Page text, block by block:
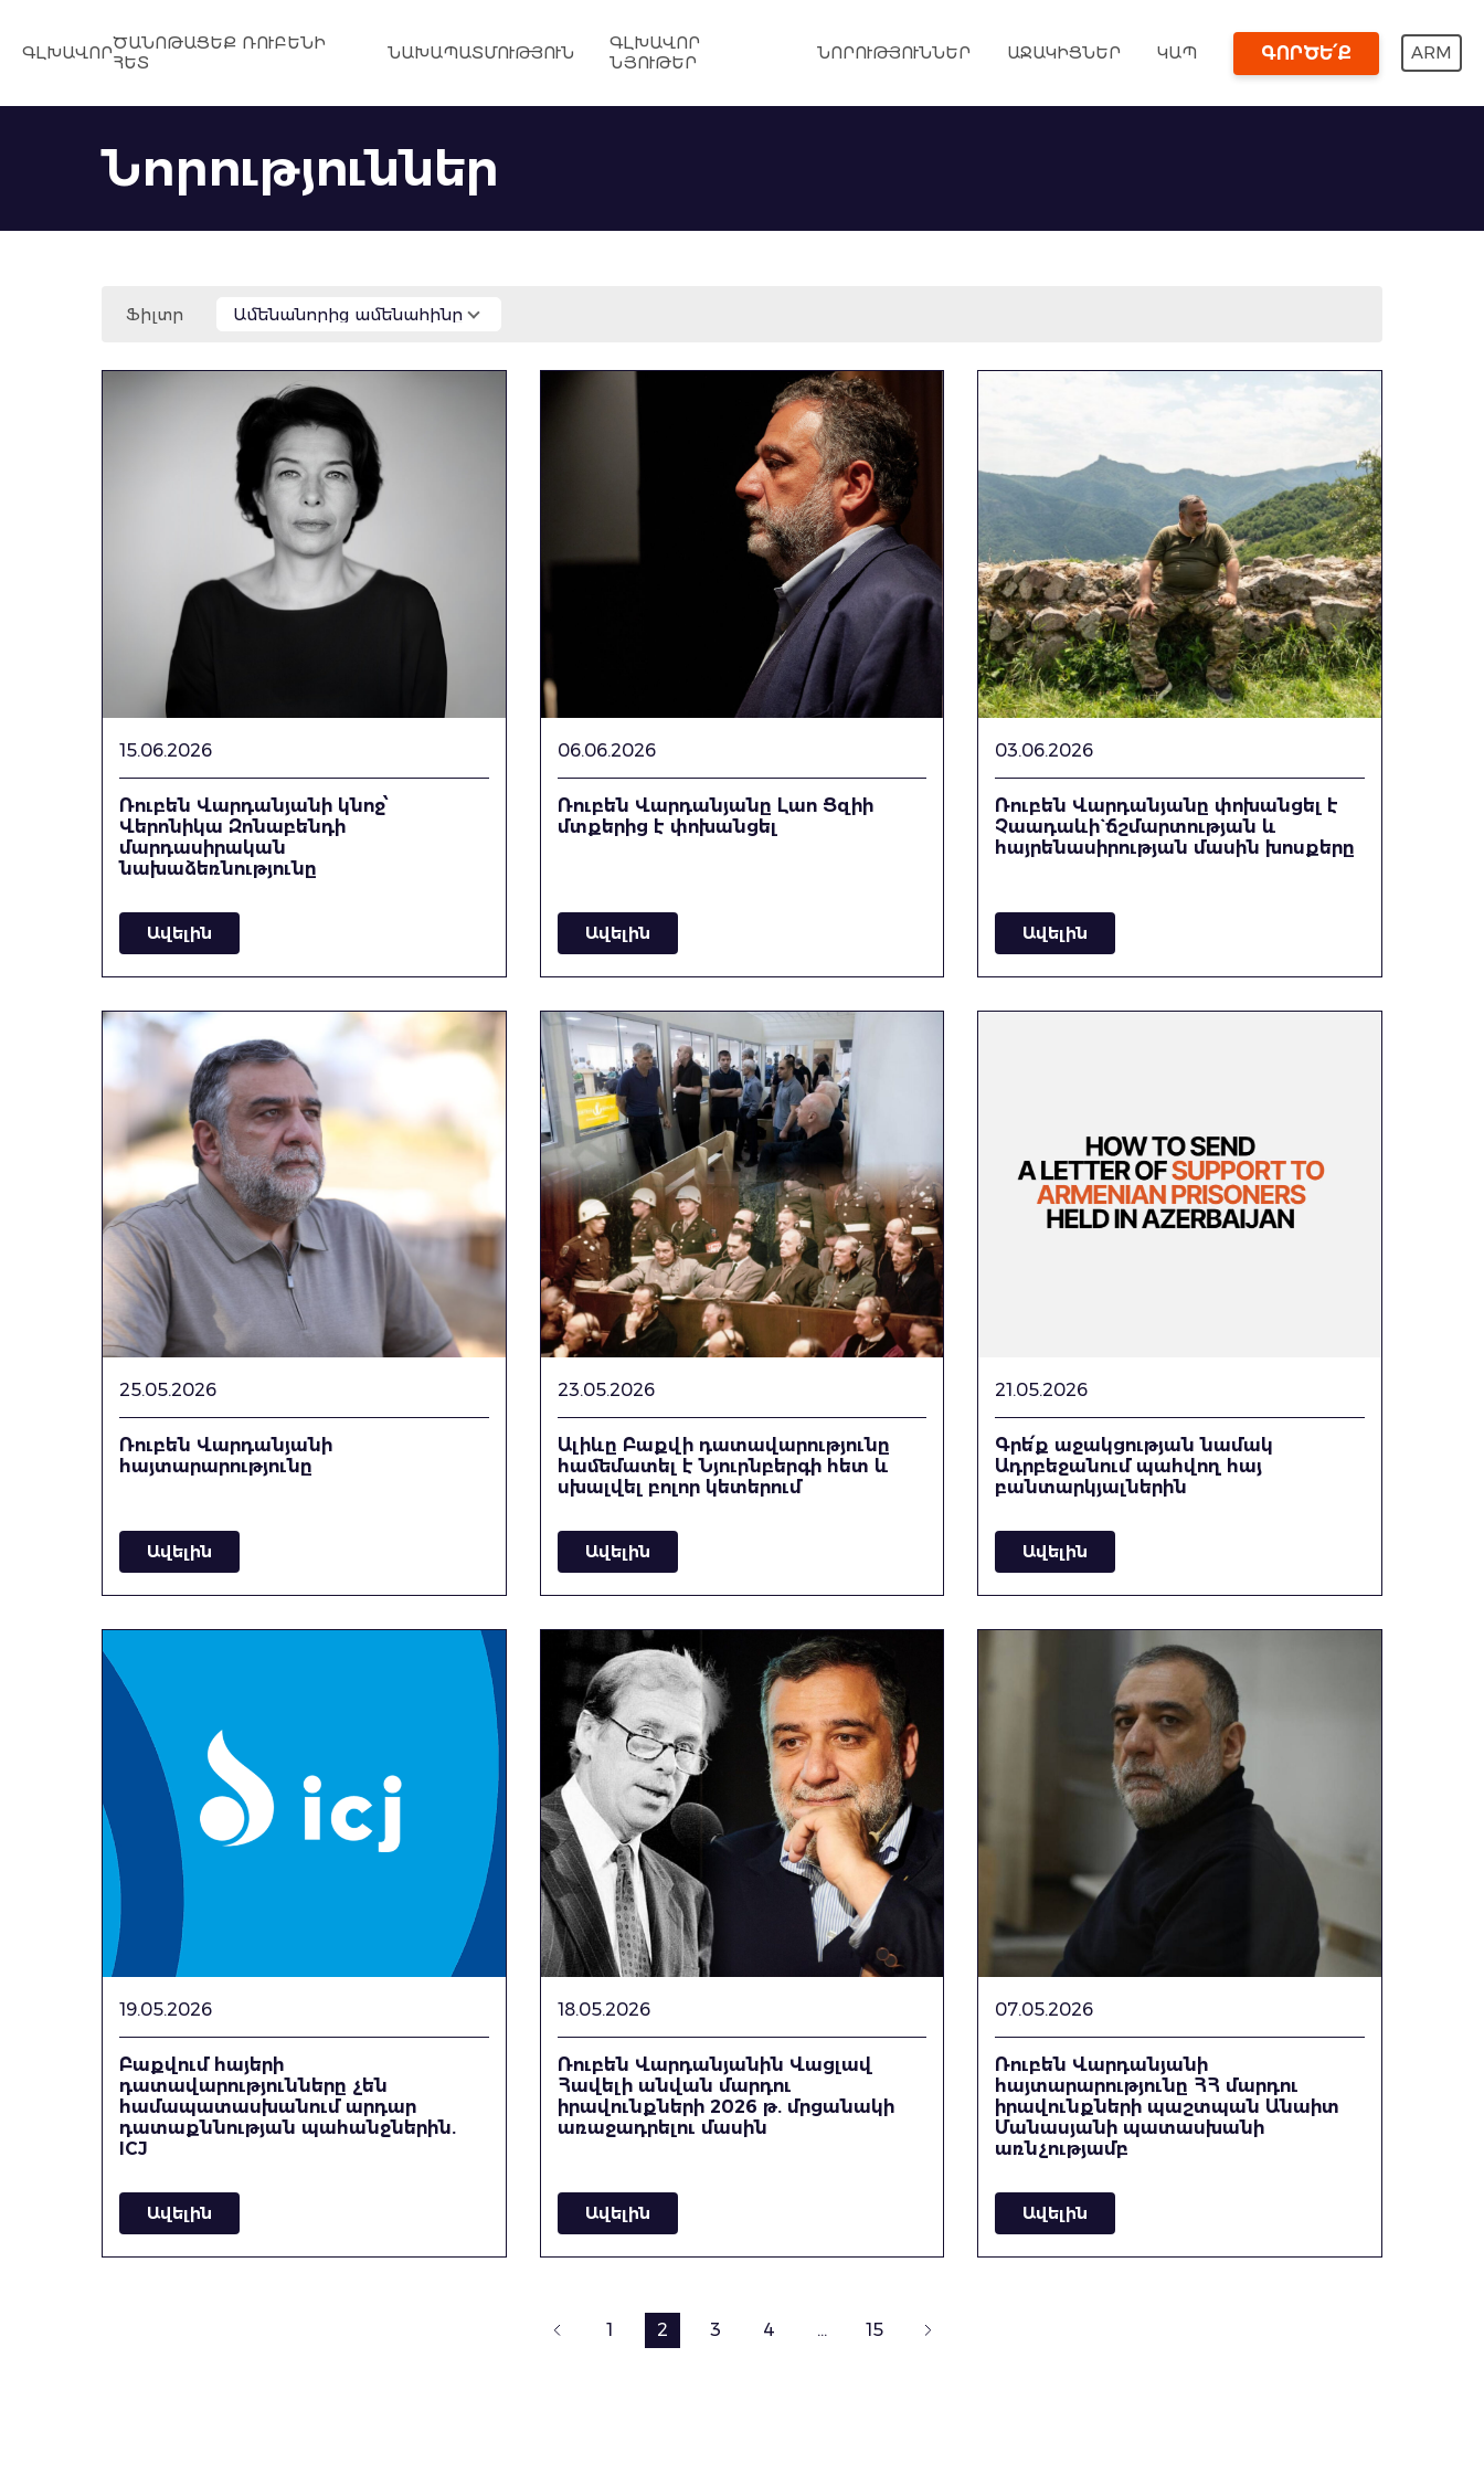
ԳԼԽԱՎՈՐԾԱՆՈԹԱՑԵՔ ՌՈՒԲԵՆԻ
ՀԵՏ
ՆԱԽԱՊԱՏՄՈՒԹՅՈՒՆ
ԳԼԽԱՎՈՐ
ՆՅՈՒԹԵՐ
ՆՈՐՈՒԹՅՈՒՆՆԵՐ ԱՋԱԿԻՑՆԵՐ ԿԱՊ ԳՈՐԾԵ՛Ք ARM
Նորություններ
Ֆիլտր Ամենանորից ամենահինը
15.06.2026
Ռուբեն Վարդանյանի կնոջ՝
Վերոնիկա Զոնաբենդի
մարդասիրական
նախաձեռնությունը
Ավելին
06.06.2026
Ռուբեն Վարդանյանը Լաո Ցզիի
մտքերից է փոխանցել
Ավելին
03.06.2026
Ռուբեն Վարդանյանը փոխանցել է
Չաադաևի` ճշմարտության և
հայրենասիրության մասին խոսքերը
Ավելին
25.05.2026
Ռուբեն Վարդանյանի
հայտարարությունը
Ավելին
23.05.2026
Ալիևը Բաքվի դատավարությունը
համեմատել է Նյուրնբերգի հետ և
սխալվել բոլոր կետերում
Ավելին
21.05.2026
Գրե՛ք աջակցության նամակ
Ադրբեջանում պահվող հայ
բանտարկյալներին
Ավելին
19.05.2026
Բաքվում հայերի
դատավարությունները չեն
համապատասխանում արդար
դատաքննության պահանջներին.
ICJ
Ավելին
18.05.2026
Ռուբեն Վարդանյանին Վացլավ
Հավելի անվան մարդու
իրավունքների 2026 թ. մրցանակի
առաջադրելու մասին
Ավելին
07.05.2026
Ռուբեն Վարդանյանի
հայտարարությունը ՀՀ մարդու
իրավունքների պաշտպան Անաիտ
Մանասյանի պատասխանի
առնչությամբ
Ավելին
1 2 3 4 … 15